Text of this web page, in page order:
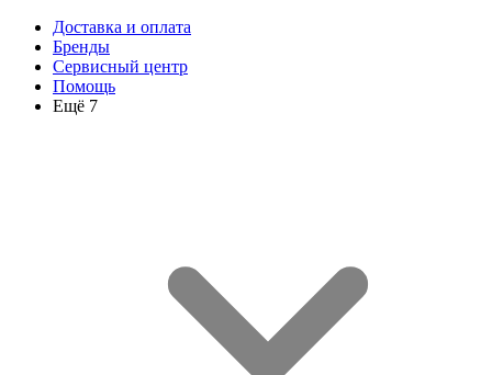
Доставка и оплата
Бренды
Сервисный центр
Помощь
Ещё 7